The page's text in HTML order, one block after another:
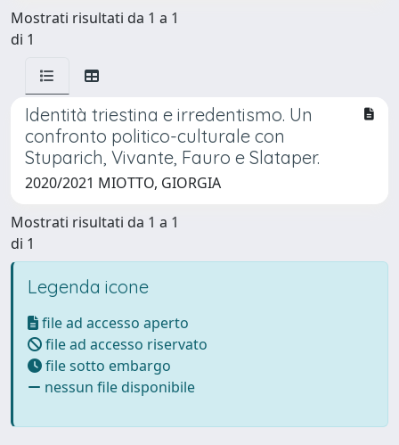
Mostrati risultati da 1 a 1
di 1
Identità triestina e irredentismo. Un
confronto politico-culturale con
Stuparich, Vivante, Fauro e Slataper.
2020/2021 MIOTTO, GIORGIA
Mostrati risultati da 1 a 1
di 1
Legenda icone
file ad accesso aperto
file ad accesso riservato
file sotto embargo
nessun file disponibile